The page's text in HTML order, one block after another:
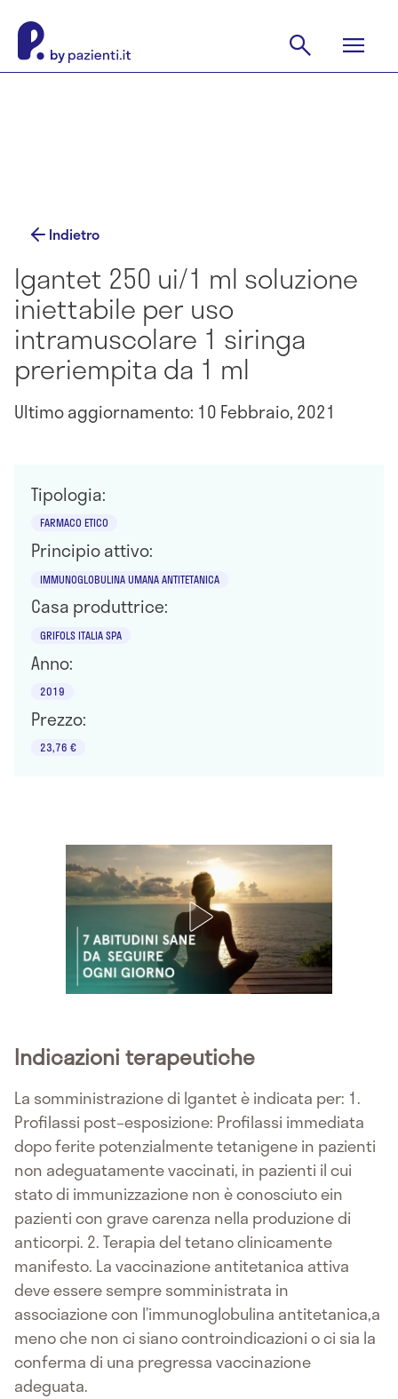
Indietro
Igantet 250 ui/1 ml soluzione
iniettabile per uso
intramuscolare 1 siringa
preriempita da 1 ml
Ultimo aggiornamento: 10 Febbraio, 2021
Tipologia:
FARMACO ETICO
Principio attivo:
IMMUNOGLOBULINA UMANA ANTITETANICA
Casa produttrice:
GRIFOLS ITALIA SPA
Anno:
2019
Prezzo:
23,76 €
Indicazioni terapeutiche
La somministrazione di Igantet è indicata per: 1.
Profilassi post–esposizione: Profilassi immediata
dopo ferite potenzialmente tetanigene in pazienti
non adeguatamente vaccinati, in pazienti il cui
stato di immunizzazione non è conosciuto ein
pazienti con grave carenza nella produzione di
anticorpi. 2. Terapia del tetano clinicamente
manifesto. La vaccinazione antitetanica attiva
deve essere sempre somministrata in
associazione con l’immunoglobulina antitetanica,a
meno che non ci siano controindicazioni o ci sia la
conferma di una pregressa vaccinazione
adeguata.